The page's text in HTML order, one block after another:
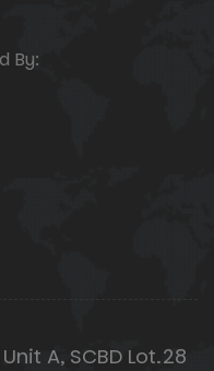
By:
A, SCBD Lot.28